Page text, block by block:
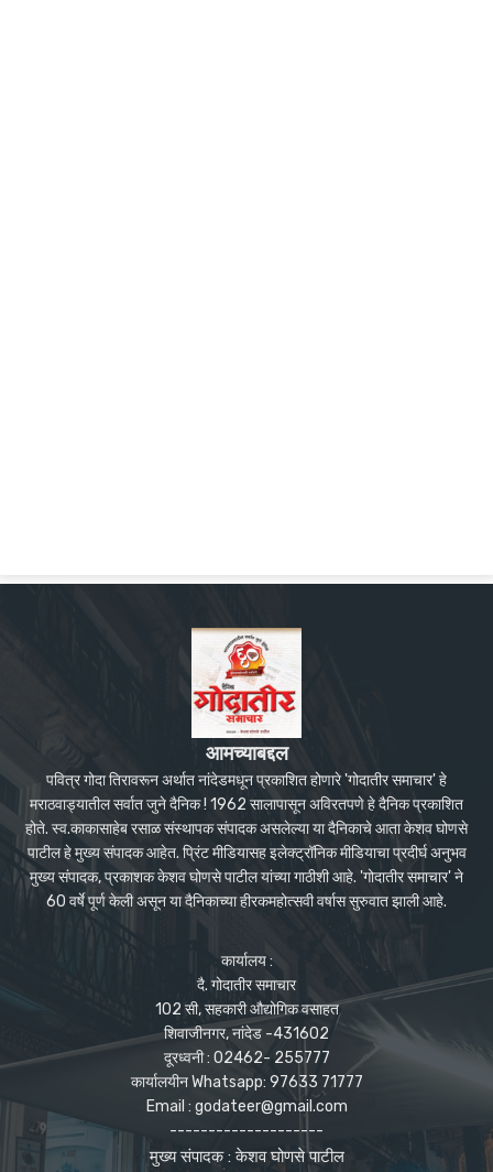
आमच्याबद्दल
पवित्र गोदा तिरावरून अर्थात नांदेडमधून प्रकाशित होणारे 'गोदातीर समाचार' हे
मराठवाड्यातील सर्वात जुने दैनिक ! 1962 सालापासून अविरतपणे हे दैनिक प्रकाशित
होते. स्व.काकासाहेब रसाळ संस्थापक संपादक असलेल्या या दैनिकाचे आता केशव घोणसे
पाटील हे मुख्य संपादक आहेत. प्रिंट मीडियासह इलेक्ट्रॉनिक मीडियाचा प्रदीर्घ अनुभव
मुख्य संपादक, प्रकाशक केशव घोणसे पाटील यांच्या गाठीशी आहे. 'गोदातीर समाचार' ने
60 वर्षे पूर्ण केली असून या दैनिकाच्या हीरकमहोत्सवी वर्षास सुरुवात झाली आहे.
कार्यालय :
दै. गोदातीर समाचार
102 सी, सहकारी औद्योगिक वसाहत
शिवाजीनगर, नांदेड -431602
दूरध्वनी : 02462- 255777
कार्यालयीन Whatsapp: 97633 71777
Email : godateer@gmail.com
--------------------
मुख्य संपादक : केशव घोणसे पाटील